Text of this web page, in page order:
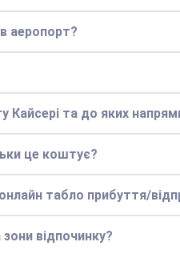
аеропорт?
Кайсері та до яких
це коштує?
табло прибуття/
відпочинку?